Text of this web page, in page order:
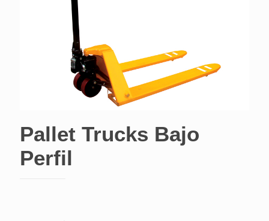
Pallet Trucks Bajo
Perfil